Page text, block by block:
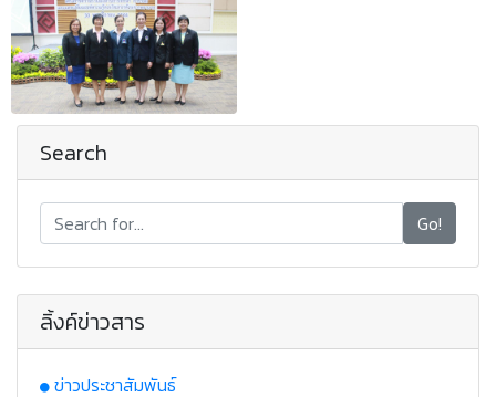
Search
Go!
ลิ้งค์ข่าวสาร
ข่าวประชาสัมพันธ์